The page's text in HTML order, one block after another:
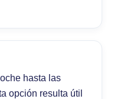
hasta las
opción resulta útil